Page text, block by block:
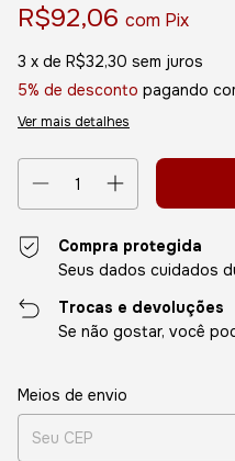
R$92,06 com Pix
3 x de R$32,30 sem juros
5% de desconto pagando
Ver mais detalhes
Compra protegida
Seus dados cuidados
Trocas e devoluções
Se não gostar, você
Entregas para o CEP:
Meios de envio